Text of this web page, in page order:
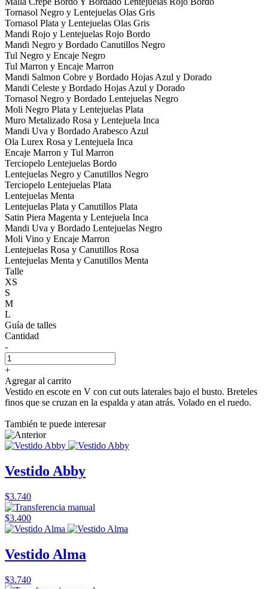
Tornasol Negro y Lentejuelas Olas Gris
Tornasol Plata y Lentejuelas Olas Gris
Mandi Rojo y Lentejuelas Rojo Bordo
Mandi Negro y Bordado Canutillos Negro
Tul Negro y Encaje Negro
Tul Marron y Encaje Marron
Mandi Salmon Cobre y Bordado Hojas Azul y Dorado
Mandi Celeste y Bordado Hojas Azul y Dorado
Tornasol Negro y Bordado Lentejuelas Negro
Moli Negro Plata y Lentejuelas Plata
Muro Metalizado Rosa y Lentejuela Inca
Mandi Uva y Bordado Arabesco Azul
Ola Lurex Rosa y Lentejuela Inca
Encaje Marron y Tul Marron
Terciopelo Lentejuelas Bordo
Lentejuelas Negro y Canutillos Negro
Terciopelo Lentejuelas Plata
Lentejuelas Menta
Lentejuelas Plata y Canutillos Plata
Satin Piera Magenta y Lentejuela Inca
Mandi Uva y Bordado Lentejuelas Negro
Moli Vino y Encaje Marron
Lentejuelas Rosa y Canutillos Rosa
Lentejuelas Menta y Canutillos Menta
Talle
XS
S
M
L
Guía de talles
Cantidad
-
+
Agregar al carrito
Vestido en escote en V con cut outs laterales bajo el busto. Breteles
finos que se cruzan en la espalda y atan atrás. Volado en el ruedo.
También te puede interesar
Vestido Abby
$3.740
$3.400
Vestido Alma
$3.740